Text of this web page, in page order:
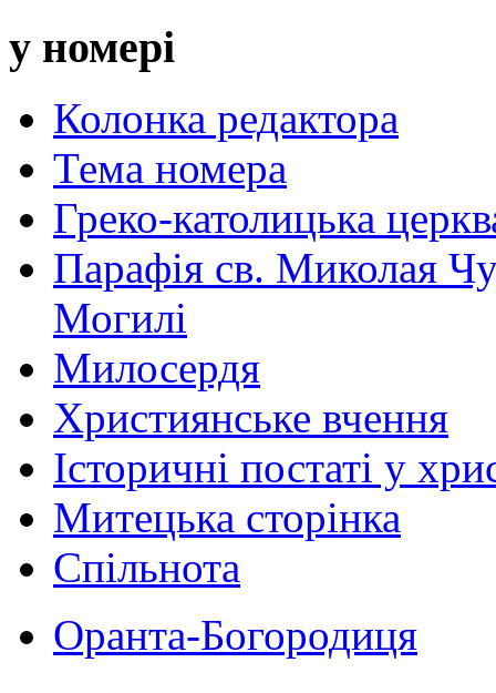
у номері
Колонка редактора
Тема номера
Греко-католицька
Парафія св. Миколая
Могилі
Милосердя
Християнське вчення
Історичні постаті у
Митецька сторінка
Спільнота
Оранта-Богородиця